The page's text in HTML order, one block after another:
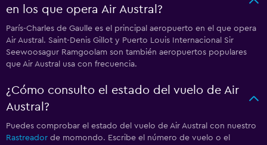
en los que opera Air Austral?
París-Charles de Gaulle es el principal aeropuerto en el que opera
Air Austral. Saint-Denis Gillot y Puerto Louis Internacional Sir
Seewoosagur Ramgoolam son también aeropuertos populares
que Air Austral usa con frecuencia.
¿Cómo consulto el estado del vuelo de Air
Austral?
Puedes comprobar el estado del vuelo de Air Austral con nuestro
Rastreador de momondo. Escribe el número de vuelo o el